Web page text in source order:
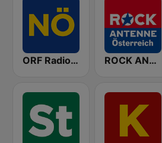
ORF Radio Niederösterreich ROCK ANTENNE Österreich